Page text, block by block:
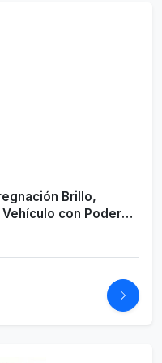
Brillo,
con Poder